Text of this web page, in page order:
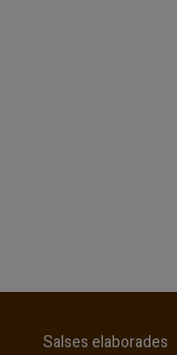
Salses elaborades